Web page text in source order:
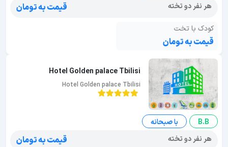
هر نفر دو تخته
قیمت به تومان
کودک با تخت
قیمت به تومان
Hotel Golden palace Tbilisi
Hotel Golden palace Tbilisi
B.B
با صبحانه
هر نفر دو تخته
قیمت به تومان